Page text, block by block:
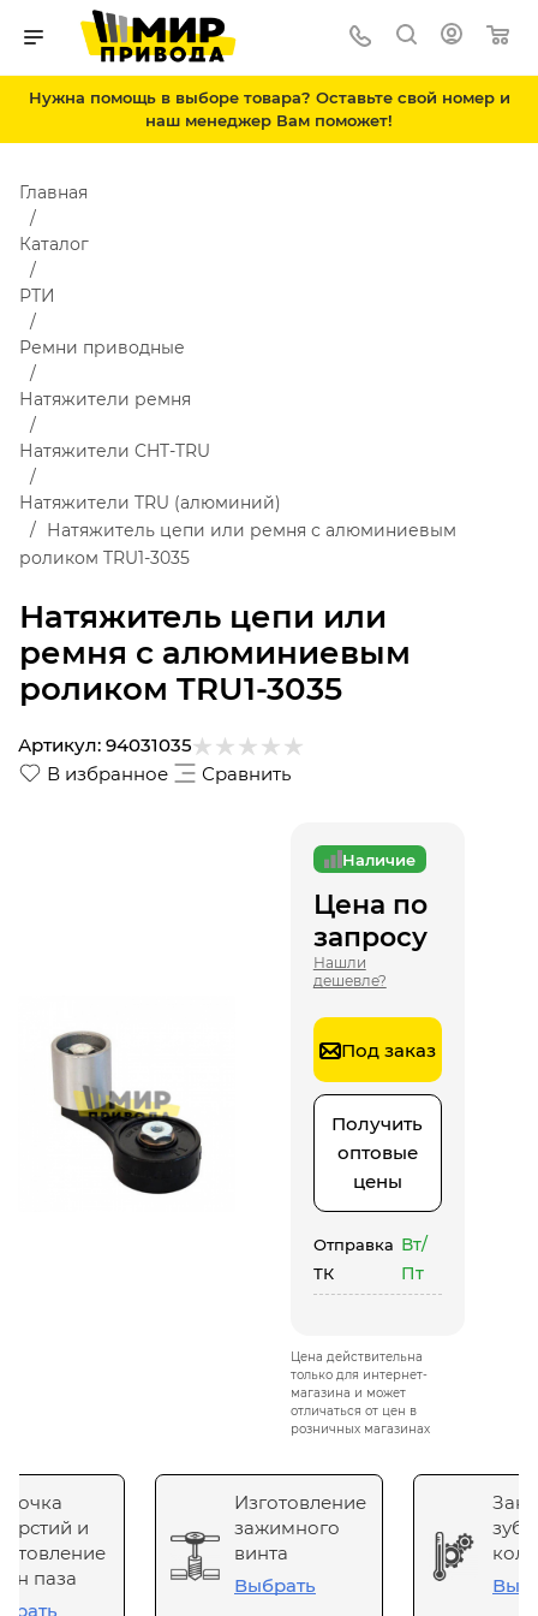
Нужна помощь в выборе товара? Оставьте свой номер и
наш менеджер Вам поможет!
Натяжитель цепи или
ремня с алюминиевым
роликом TRU1-3035
Главная
Каталог
РТИ
Ремни приводные
Натяжители ремня
Натяжители CHT-TRU
Натяжители TRU (алюминий)
Натяжитель цепи или ремня с алюминиевым
роликом TRU1-3035
В избранное Сравнить
Артикул: 94031035
Наличие
Цена по
запросу
Нашли
дешевле?
Под заказ
Получить
оптовые
цены
Отправка
ТК
Вт/
Пт
Цена действительна
только для интернет-
магазина и может
отличаться от цен в
розничных магазинах
и
паза
Изготовление
зажимного
винта
Выбрать